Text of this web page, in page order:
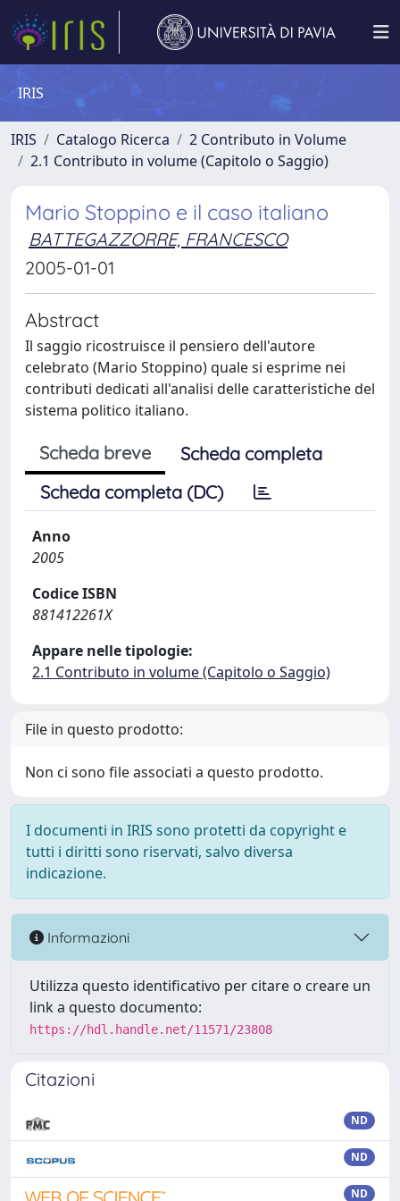
IRIS
IRIS Catalogo Ricerca
2 Contributo in Volume
2.1 Contributo in volume (Capitolo o Saggio)
Mario Stoppino e il caso italiano
BATTEGAZZORRE, FRANCESCO
2005-01-01
Abstract
Il saggio ricostruisce il pensiero dell'autore
celebrato (Mario Stoppino) quale si esprime nei
contributi dedicati all'analisi delle caratteristiche del
sistema politico italiano.
Scheda breve
Scheda completa
Scheda completa (DC)
Anno
2005
Codice ISBN
881412261X
Appare nelle tipologie:
2.1 Contributo in volume (Capitolo o Saggio)
File in questo prodotto:
Non ci sono file associati a questo prodotto.
I documenti in IRIS sono protetti da copyright e
tutti i diritti sono riservati, salvo diversa
indicazione.
Informazioni
Utilizza questo identificativo per citare o creare un
link a questo documento:
https://hdl.handle.net/11571/23808
Citazioni
ND
ND
ND